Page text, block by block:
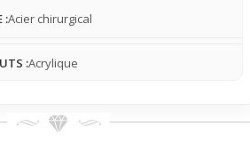
confortable à moyen terme. Choisir
sans exagérer sa présence, idéal
:Acier chirurgical
:Acrylique